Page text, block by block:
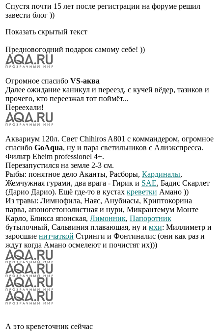
Спустя почти 15 лет после регистрации на форуме решил
завести блог ))
Показать скрытый текст
Предновогодний подарок самому себе! ))
Огромное спасибо VS-аква
Далее ожидание каникул и переезд, с кучей вёдер, тазиков и
прочего, кто переезжал тот поймёт...
Переехали!
Аквариум 120л. Свет Chihiros A801 с коммандером, огромное
спасибо GoAqua, ну и пара светильников с Алиэкспресса.
Фильтр Eheim professionel 4+.
Перезапустился на земле 2-3 см.
Рыбы: понятное дело Аканты, Расборы, Кардиналы,
Жемчужная гурами, два врага - Гирик и SAE, Бадис Скарлет
(Дарио Дарио). Ещё где-то в кустах креветки Амано ))
Из травы: Лимнофила, Наяс, Анубиасы, Криптокорина
парва, апоногетонолистная и нури, Микрантемум Монте
Карло, Бликса японская, Лимонник, Папоротник
бутылочный, Сальвиния плавающая, ну и мхи: Миллиметр и
заросшие нитчаткой Стринги и Фонтиналис (они как раз и
ждут когда Амано осмелеют и почистят их)))
А это креветочник сейчас